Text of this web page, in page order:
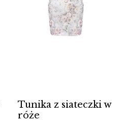
Tunika z siateczki w
róże